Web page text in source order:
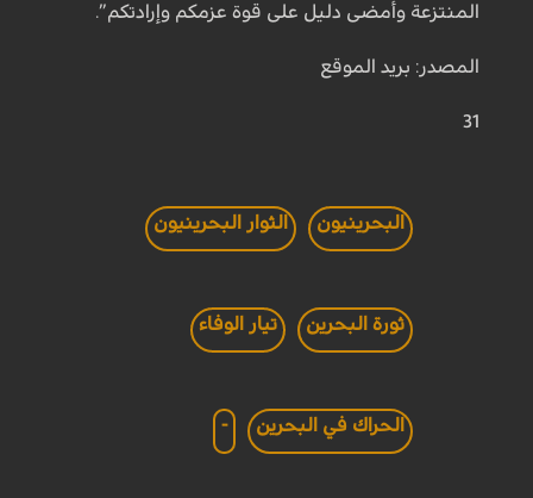
المنتزعة وأمضى دليل على قوة عزمكم وإرادتكم”.
المصدر: بريد الموقع
31
البحرينيون الثوار البحرينيون
ثورة البحرين تيار الوفاء
الحراك في البحرين -